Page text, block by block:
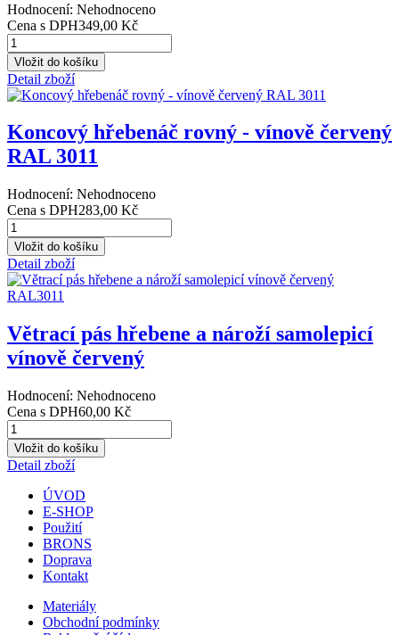
Hodnocení: Nehodnoceno
Cena s DPH349,00 Kč
Detail zboží
Koncový hřebenáč rovný - vínově červený
RAL 3011
Hodnocení: Nehodnoceno
Cena s DPH283,00 Kč
Detail zboží
Větrací pás hřebene a nároží samolepicí
vínově červený
Hodnocení: Nehodnoceno
Cena s DPH60,00 Kč
Detail zboží
ÚVOD
E-SHOP
Použití
BRONS
Doprava
Kontakt
Materiály
Obchodní podmínky